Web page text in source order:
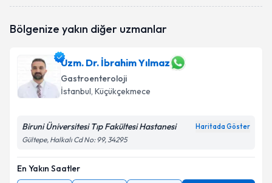
Bölgenize yakın diğer uzmanlar
Uzm. Dr. İbrahim Yılmaz
Gastroenteroloji
İstanbul, Küçükçekmece
Biruni Üniversitesi Tıp Fakültesi Hastanesi Haritada Göster
Gültepe, Halkalı Cd No: 99, 34295
En Yakın Saatler